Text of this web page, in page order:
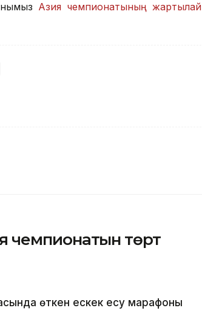
Азия чемпионатының жартылай
чемпионатын төрт
өткен ескек есу марафоны